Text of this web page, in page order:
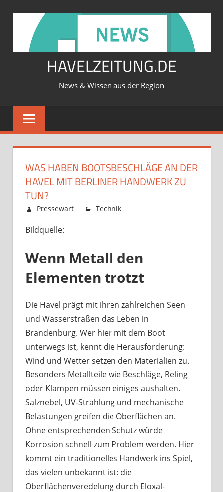
springen
HAVELZEITUNG.DE
News & Wissen aus der Region
WAS HABEN BOOTSBESCHLÄGE AN DER
HAVEL MIT BERLINER HANDWERK ZU
TUN?
Februar 12, 2026
Pressewart Technik
mit
tun?
Bildquelle:
Wenn Metall den
Elementen trotzt
Die Havel prägt mit ihren zahlreichen Seen
und Wasserstraßen das Leben in
Brandenburg. Wer hier mit dem Boot
unterwegs ist, kennt die Herausforderung:
Wind und Wetter setzen den Materialien zu.
Besonders Metallteile wie Beschläge, Reling
oder Klampen müssen einiges aushalten.
Salznebel, UV-Strahlung und mechanische
Belastungen greifen die Oberflächen an.
Ohne entsprechenden Schutz würde
Korrosion schnell zum Problem werden. Hier
kommt ein traditionelles Handwerk ins Spiel,
das vielen unbekannt ist: die
Oberflächenveredelung durch Eloxal-